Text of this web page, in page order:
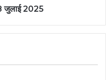
जुलाई 2025